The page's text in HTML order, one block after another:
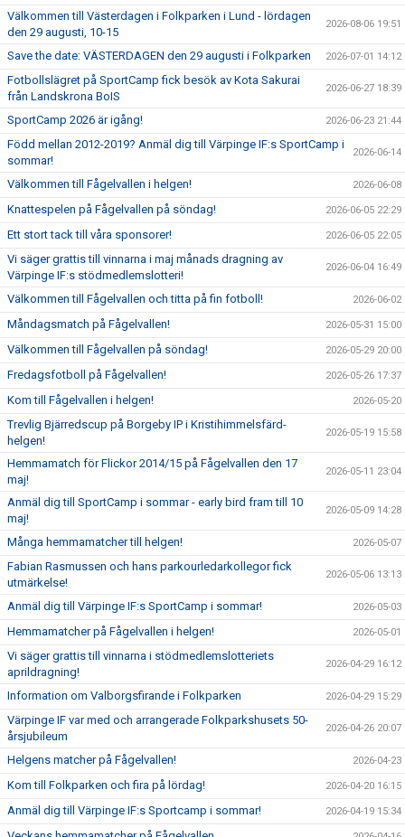
Välkommen till Västerdagen i Folkparken i Lund - lördagen
den 29 augusti, 10-15
2026-08-06 19:51
Save the date: VÄSTERDAGEN den 29 augusti i Folkparken 2026-07-01 14:12
Fotbollslägret på SportCamp fick besök av Kota Sakurai
från Landskrona BoIS
2026-06-27 18:39
SportCamp 2026 är igång! 2026-06-23 21:44
Född mellan 2012-2019? Anmäl dig till Värpinge IF:s SportCamp i
sommar!
2026-06-14
Välkommen till Fågelvallen i helgen! 2026-06-08
Knattespelen på Fågelvallen på söndag! 2026-06-05 22:29
Ett stort tack till våra sponsorer! 2026-06-05 22:05
Vi säger grattis till vinnarna i maj månads dragning av
Värpinge IF:s stödmedlemslotteri!
2026-06-04 16:49
Välkommen till Fågelvallen och titta på fin fotboll! 2026-06-02
Måndagsmatch på Fågelvallen! 2026-05-31 15:00
Välkommen till Fågelvallen på söndag! 2026-05-29 20:00
Fredagsfotboll på Fågelvallen! 2026-05-26 17:37
Kom till Fågelvallen i helgen! 2026-05-20
Trevlig Bjärredscup på Borgeby IP i Kristihimmelsfärd-
helgen!
2026-05-19 15:58
Hemmamatch för Flickor 2014/15 på Fågelvallen den 17
maj!
2026-05-11 23:04
Anmäl dig till SportCamp i sommar - early bird fram till 10
maj!
2026-05-09 14:28
Många hemmamatcher till helgen! 2026-05-07
Fabian Rasmussen och hans parkourledarkollegor fick
utmärkelse!
2026-05-06 13:13
Anmäl dig till Värpinge IF:s SportCamp i sommar! 2026-05-03
Hemmamatcher på Fågelvallen i helgen! 2026-05-01
Vi säger grattis till vinnarna i stödmedlemslotteriets
aprildragning!
2026-04-29 16:12
Information om Valborgsfirande i Folkparken 2026-04-29 15:29
Värpinge IF var med och arrangerade Folkparkshusets 50-
årsjubileum
2026-04-26 20:07
Helgens matcher på Fågelvallen! 2026-04-23
Kom till Folkparken och fira på lördag! 2026-04-20 16:15
Anmäl dig till Värpinge IF:s Sportcamp i sommar! 2026-04-19 15:34